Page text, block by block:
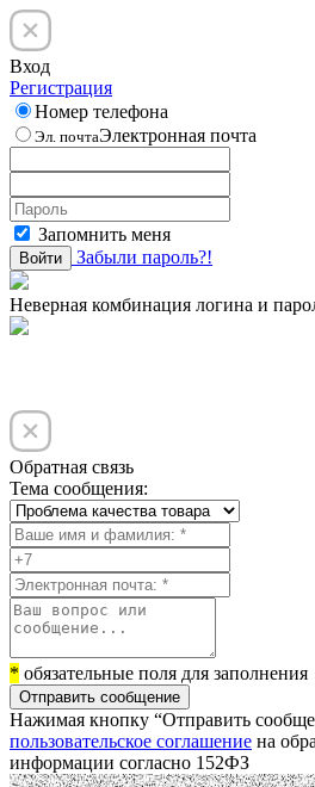
Вход
Регистрация
Номер телефона
Эл. почтаЭлектронная почта
Запомнить меня
Войти Забыли пароль?!
Неверная комбинация логина и
Обратная связь
Тема сообщения:
* обязательные поля для заполнения
Отправить сообщение
Нажимая кнопку “Отправить
пользовательское соглашение на
информации согласно 152ФЗ